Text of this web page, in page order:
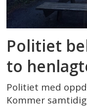
Politiet
to
Politiet med
Kommer